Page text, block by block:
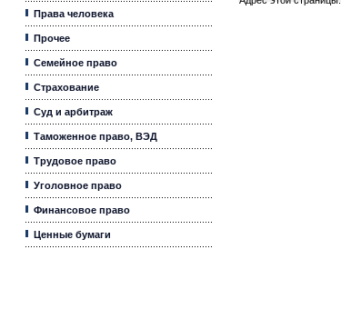
Права человека
Прочее
Семейное право
Страхование
Суд и арбитраж
Таможенное право, ВЭД
Трудовое право
Уголовное право
Финансовое право
Ценные бумаги